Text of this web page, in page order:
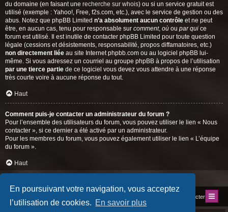
En poursuivant votre navigation, vous acceptez
l’utilisation de cookies. En savoir plus
du domaine (en faisant une recherche sur whois) ou si un service gratuit est
utilisé (exemple : Yahoo!, Free, f2s.com, etc.), avec le service de gestion ou des
abus. Notez que phpBB Limited n’a absolument aucun contrôle et ne peut
être, en aucun cas, tenu pour responsable sur comment, où ou par qui ce
forum est utilisé. Il est inutile de contacter phpBB Limited pour toute question
légale (cessions et désistements, responsabilité, propos diffamatoires, etc.)
non directement liée au site Internet phpbb.com ou au logiciel phpBB lui-
même. Si vous adressez un courriel au groupe phpBB à propos de l’utilisation
par une tierce partie de ce logiciel vous devez vous attendre à une réponse
très courte voire à aucune réponse du tout.
Haut
Comment puis-je contacter un administrateur du forum ?
Pour l’ensemble des utilisateurs du forum, vous pouvez utiliser le lien « Nous
contacter », si ce dernier a été activé par un administrateur.
Pour les membres du forum, vous pouvez également utiliser le lien « L’équipe
du forum ».
Haut
Nous contacter